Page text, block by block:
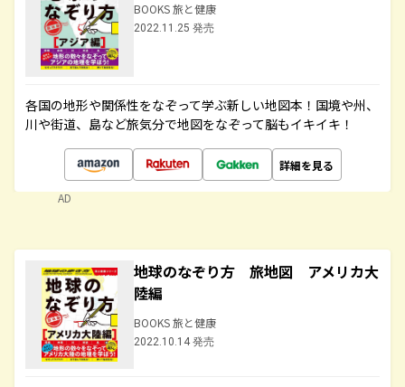
BOOKS 旅と健康
2022.11.25 発売
各国の地形や関係性をなぞって学ぶ新しい地図本！国境や州、
川や街道、島など旅気分で地図をなぞって脳もイキイキ！
詳細を見る
AD
地球のなぞり方 旅地図 アメリカ大
陸編
BOOKS 旅と健康
2022.10.14 発売